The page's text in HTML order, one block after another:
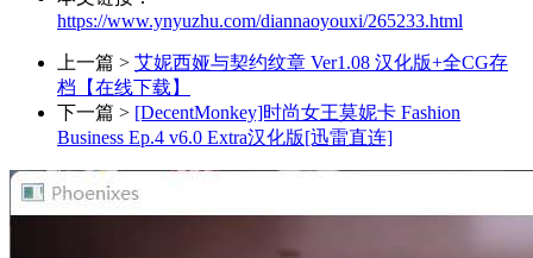
https://www.ynyuzhu.com/diannaoyouxi/265233.html
上一篇 > 艾妮西娅与契约纹章 Ver1.08 汉化版+全CG存
档【在线下载】
下一篇 > [DecentMonkey]时尚女王莫妮卡 Fashion
Business Ep.4 v6.0 Extra汉化版[迅雷直连]